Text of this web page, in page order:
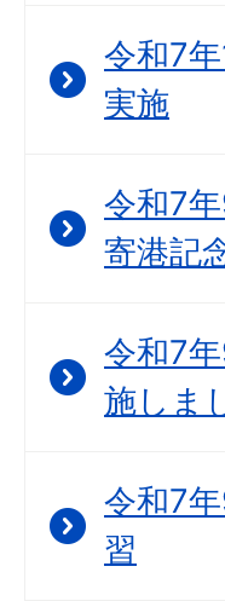
令和7
実施
令和7
寄港記
令和7
施しま
令和7
習